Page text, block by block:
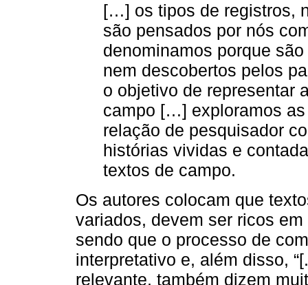
[…] os tipos de registros,
são pensados por nós
denominamos porque
nem descobertos pelos
o objetivo de representar
campo […] exploramos
relação de pesquisador
histórias vividas e
textos de campo.
Os autores colocam que
variados, devem ser ricos
sendo que o processo de
interpretativo e, além disso,
relevante, também dizem